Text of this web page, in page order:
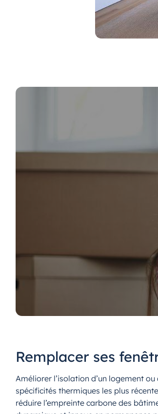
Remplacer ses
Améliorer l’isolation d’un logement
spécificités thermiques les plus
réduire l’empreinte carbone des